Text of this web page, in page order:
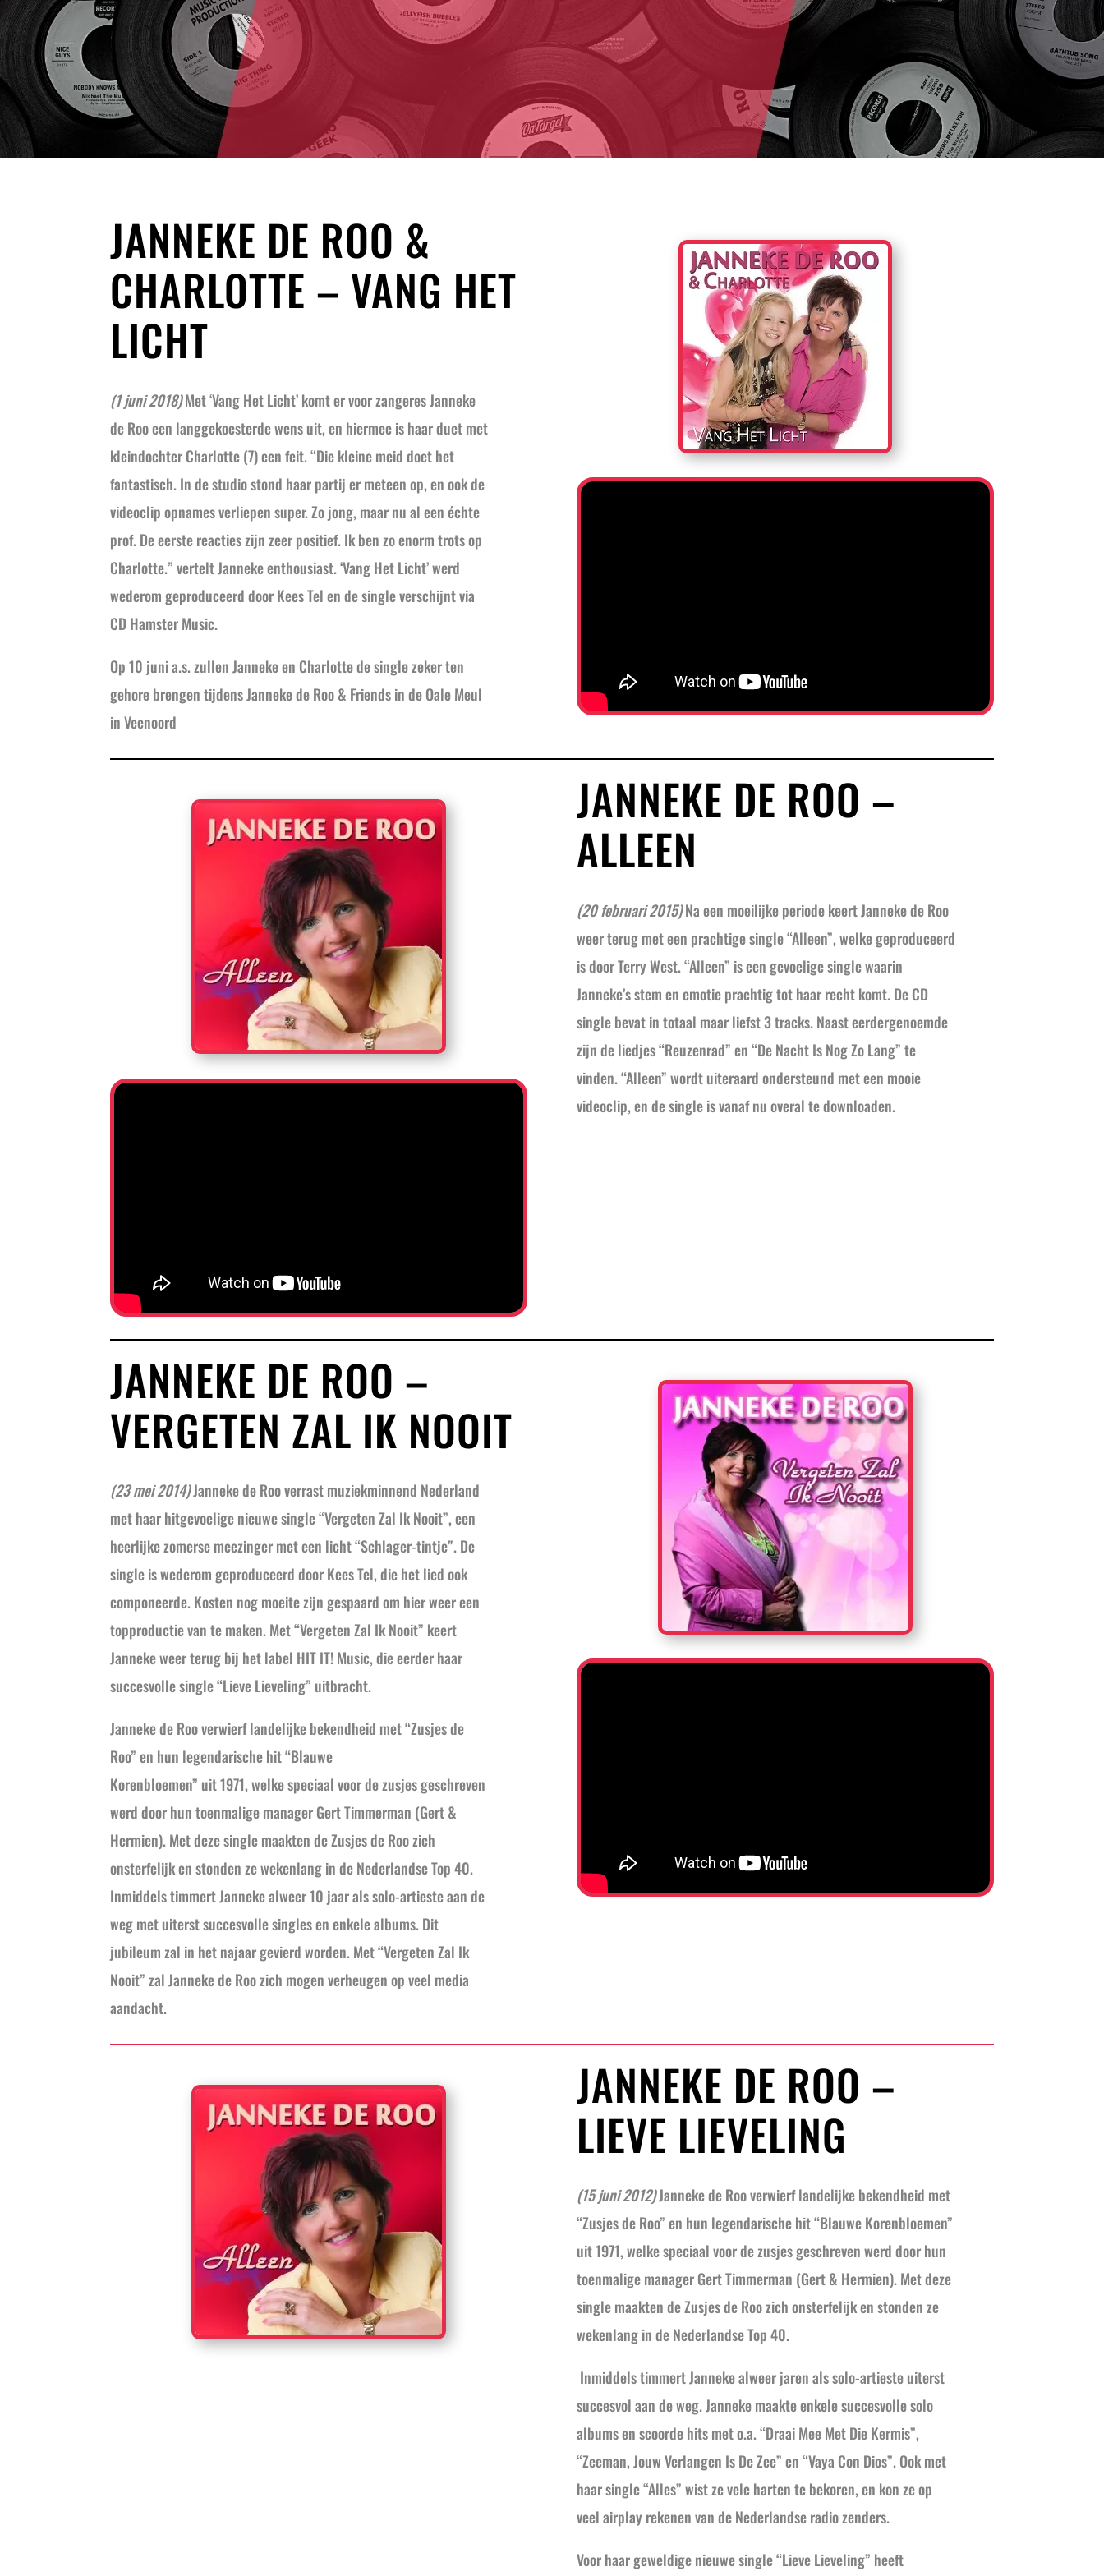
JANNEKE DE ROO &
CHARLOTTE – VANG HET
LICHT
(1 juni 2018)Met ‘Vang Het Licht’ komt er voor zangeres Janneke
de Roo een langgekoesterde wens uit, en hiermee is haar duet met
kleindochter Charlotte (7) een feit. “Die kleine meid doet het
fantastisch. In de studio stond haar partij er meteen op, en ook de
videoclip opnames verliepen super. Zo jong, maar nu al een échte
prof. De eerste reacties zijn zeer positief. Ik ben zo enorm trots op
Charlotte.” vertelt Janneke enthousiast. ‘Vang Het Licht’ werd
wederom geproduceerd door Kees Tel en de single verschijnt via
CD Hamster Music.
Op 10 juni a.s. zullen Janneke en Charlotte de single zeker ten
gehore brengen tijdens Janneke de Roo & Friends in de Oale Meul
in Veenoord
JANNEKE DE ROO –
ALLEEN
(20 februari 2015)Na een moeilijke periode keert Janneke de Roo
weer terug met een prachtige single “Alleen”, welke geproduceerd
is door Terry West. “Alleen” is een gevoelige single waarin
Janneke’s stem en emotie prachtig tot haar recht komt. De CD
single bevat in totaal maar liefst 3 tracks. Naast eerdergenoemde
zijn de liedjes “Reuzenrad” en “De Nacht Is Nog Zo Lang” te
vinden. “Alleen” wordt uiteraard ondersteund met een mooie
videoclip, en de single is vanaf nu overal te downloaden.
JANNEKE DE ROO –
VERGETEN ZAL IK NOOIT
(23 mei 2014)Janneke de Roo verrast muziekminnend Nederland
met haar hitgevoelige nieuwe single “Vergeten Zal Ik Nooit”, een
heerlijke zomerse meezinger met een licht “Schlager-tintje”. De
single is wederom geproduceerd door Kees Tel, die het lied ook
componeerde. Kosten nog moeite zijn gespaard om hier weer een
topproductie van te maken. Met “Vergeten Zal Ik Nooit” keert
Janneke weer terug bij het label HIT IT! Music, die eerder haar
succesvolle single “Lieve Lieveling” uitbracht.
Janneke de Roo verwierf landelijke bekendheid met “Zusjes de
Roo” en hun legendarische hit “Blauwe
Korenbloemen” uit 1971, welke speciaal voor de zusjes geschreven
werd door hun toenmalige manager Gert Timmerman (Gert &
Hermien). Met deze single maakten de Zusjes de Roo zich
onsterfelijk en stonden ze wekenlang in de Nederlandse Top 40.
Inmiddels timmert Janneke alweer 10 jaar als solo-artieste aan de
weg met uiterst succesvolle singles en enkele albums. Dit
jubileum zal in het najaar gevierd worden. Met “Vergeten Zal Ik
Nooit” zal Janneke de Roo zich mogen verheugen op veel media
aandacht.
JANNEKE DE ROO –
LIEVE LIEVELING
(15 juni 2012)Janneke de Roo verwierf landelijke bekendheid met
“Zusjes de Roo” en hun legendarische hit “Blauwe Korenbloemen”
uit 1971, welke speciaal voor de zusjes geschreven werd door hun
toenmalige manager Gert Timmerman (Gert & Hermien). Met deze
single maakten de Zusjes de Roo zich onsterfelijk en stonden ze
wekenlang in de Nederlandse Top 40.
Inmiddels timmert Janneke alweer jaren als solo-artieste uiterst
succesvol aan de weg. Janneke maakte enkele succesvolle solo
albums en scoorde hits met o.a. “Draai Mee Met Die Kermis”,
“Zeeman, Jouw Verlangen Is De Zee” en “Vaya Con Dios”. Ook met
haar single “Alles” wist ze vele harten te bekoren, en kon ze op
veel airplay rekenen van de Nederlandse radio zenders.
Voor haar geweldige nieuwe single “Lieve Lieveling” heeft